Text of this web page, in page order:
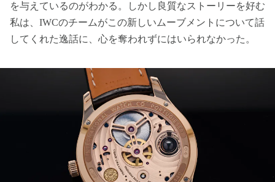
を与えているのがわかる。しかし良質なストーリーを好む
私は、IWCのチームがこの新しいムーブメントについて話
してくれた逸話に、心を奪われずにはいられなかった。